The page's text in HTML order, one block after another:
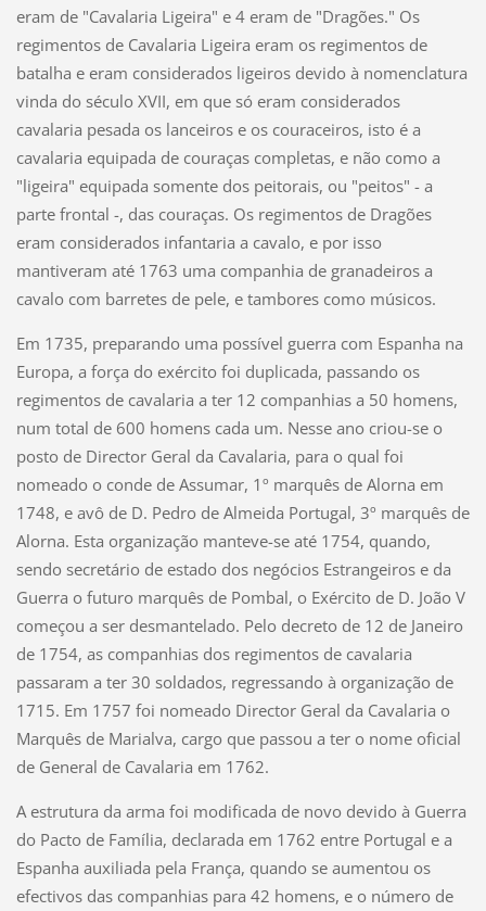
eram de "Cavalaria Ligeira" e 4 eram de "Dragões." Os
regimentos de Cavalaria Ligeira eram os regimentos de
batalha e eram considerados ligeiros devido à nomenclatura
vinda do século XVII, em que só eram considerados
cavalaria pesada os lanceiros e os couraceiros, isto é a
cavalaria equipada de couraças completas, e não como a
"ligeira" equipada somente dos peitorais, ou "peitos" - a
parte frontal -, das couraças. Os regimentos de Dragões
eram considerados infantaria a cavalo, e por isso
mantiveram até 1763 uma companhia de granadeiros a
cavalo com barretes de pele, e tambores como músicos.
Em 1735, preparando uma possível guerra com Espanha na
Europa, a força do exército foi duplicada, passando os
regimentos de cavalaria a ter 12 companhias a 50 homens,
num total de 600 homens cada um. Nesse ano criou-se o
posto de Director Geral da Cavalaria, para o qual foi
nomeado o conde de Assumar, 1º marquês de Alorna em
1748, e avô de D. Pedro de Almeida Portugal, 3º marquês de
Alorna. Esta organização manteve-se até 1754, quando,
sendo secretário de estado dos negócios Estrangeiros e da
Guerra o futuro marquês de Pombal, o Exército de D. João V
começou a ser desmantelado. Pelo decreto de 12 de Janeiro
de 1754, as companhias dos regimentos de cavalaria
passaram a ter 30 soldados, regressando à organização de
1715. Em 1757 foi nomeado Director Geral da Cavalaria o
Marquês de Marialva, cargo que passou a ter o nome oficial
de General de Cavalaria em 1762.
A estrutura da arma foi modificada de novo devido à Guerra
do Pacto de Família, declarada em 1762 entre Portugal e a
Espanha auxiliada pela França, quando se aumentou os
efectivos das companhias para 42 homens, e o número de